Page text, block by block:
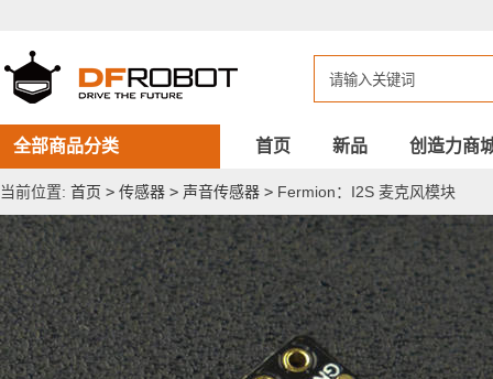
克
风
模
块
全部商品分类 首页 新品 创造力商
当前位置: 首页 > 传感器 > 声音传感器 > Fermion：I2S 麦克风模块